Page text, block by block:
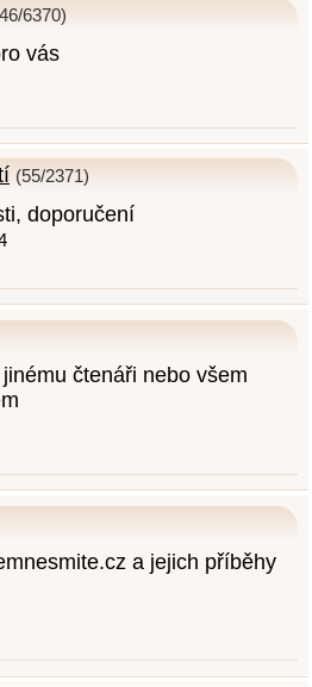
6370)
vás
(55/2371)
doporučení
čtenáři nebo všem
a jejich příběhy